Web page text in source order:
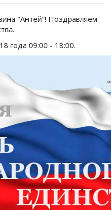
"Антей"! Поздравляем
года 09:00 - 18:00.